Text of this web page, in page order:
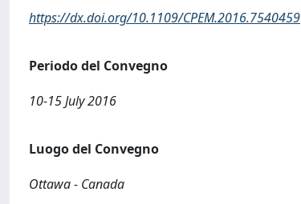
https://dx.doi.org/10.1109/CPEM.2016.7540459
Periodo del Convegno
10-15 July 2016
Luogo del Convegno
Ottawa - Canada